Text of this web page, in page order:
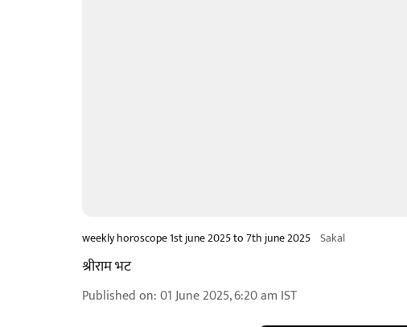
weekly horoscope 1st june 2025 to 7th june 2025 Sakal
श्रीराम भट
Published on:01 June 2025, 6:20 am IST